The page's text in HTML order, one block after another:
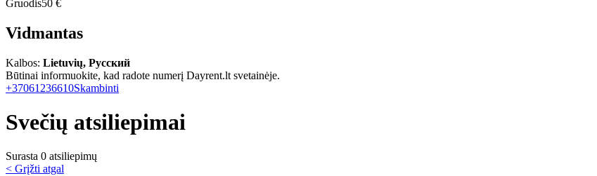
Gruodis50 €
Vidmantas
Kalbos: Lietuvių, Русский
Būtinai informuokite, kad radote numerį Dayrent.lt svetainėje.
+37061236610Skambinti
Svečių atsiliepimai
Surasta 0 atsiliepimų
< Grįžti atgal